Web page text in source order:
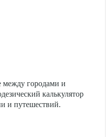
между городами и
калькулятор
и путешествий.